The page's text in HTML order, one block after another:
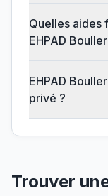
Quelles aides
EHPAD
EHPAD
privé ?
Trouver